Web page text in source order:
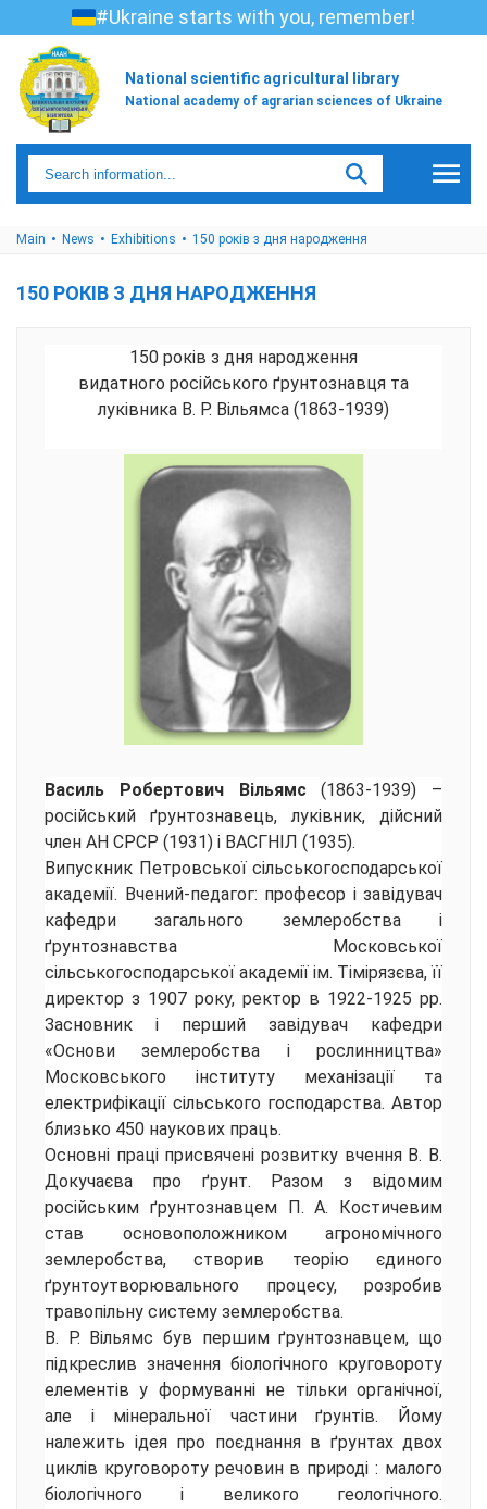
#Ukraine starts with you, remember!
National scientific agricultural library
National academy of agrarian sciences of Ukraine
Main News Exhibitions 150 років з дня народження
150 РОКІВ З ДНЯ НАРОДЖЕННЯ
150 років з дня народження
видатного російського ґрунтознавця та
луківника В. Р. Вільямса (1863-1939)
Василь Робертович Вільямс(1863-1939) –
російський ґрунтознавець, луківник, дійсний
член АН СРСР (1931) і ВАСГНІЛ (1935).
Випускник Петровської сільськогосподарської
академії. Вчений-педагог: професор і завідувач
кафедри загального землеробства і
ґрунтознавства Московської
сільськогосподарської академії ім. Тімірязєва, її
директор з 1907 року, ректор в 1922-1925 рр.
Засновник і перший завідувач кафедри
«Основи землеробства і рослинництва»
Московського інституту механізації та
електрифікації сільського господарства. Автор
близько 450 наукових праць.
Основні праці присвячені розвитку вчення В. В.
Докучаєва про ґрунт. Разом з відомим
російським ґрунтознавцем П. А. Костичевим
став основоположником агрономічного
землеробства, створив теорію єдиного
ґрунтоутворювального процесу, розробив
травопільну систему землеробства.
В. Р. Вільямс був першим ґрунтознавцем, що
підкреслив значення біологічного круговороту
елементів у формуванні не тільки органічної,
але і мінеральної частини ґрунтів. Йому
належить ідея про поєднання в ґрунтах двох
циклів круговороту речовин в природі : малого
біологічного і великого геологічного.